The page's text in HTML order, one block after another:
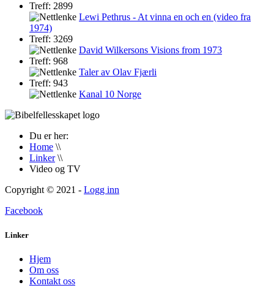
Treff: 2899
Lewi Pethrus - At vinna en och en (video fra
1974)
Treff: 3269
David Wilkersons Visions from 1973
Treff: 968
Taler av Olav Fjærli
Treff: 943
Kanal 10 Norge
Du er her:
Home \\
Linker \\
Video og TV
Copyright © 2021 - Logg inn
Facebook
Linker
Hjem
Om oss
Kontakt oss